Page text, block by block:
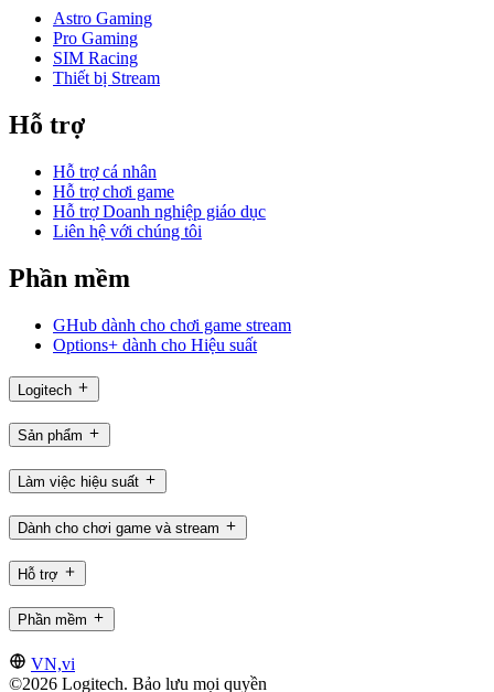
Astro Gaming
Pro Gaming
SIM Racing
Thiết bị Stream
Hỗ trợ
Hỗ trợ cá nhân
Hỗ trợ chơi game
Hỗ trợ Doanh nghiệp giáo dục
Liên hệ với chúng tôi
Phần mềm
GHub dành cho chơi game stream
Options+ dành cho Hiệu suất
Logitech
Sản phẩm
Làm việc hiệu suất
Dành cho chơi game và stream
Hỗ trợ
Phần mềm
VN,vi
©2026 Logitech. Bảo lưu mọi quyền